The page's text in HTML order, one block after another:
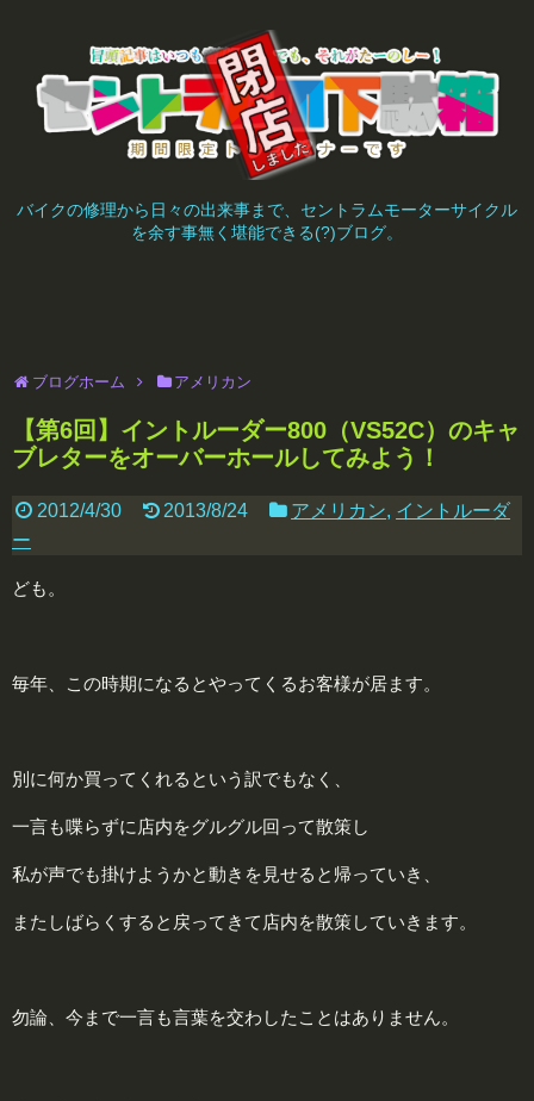
バイクの修理から日々の出来事まで、セントラムモーターサイクル
を余す事無く堪能できる(?)ブログ。
ブログホーム アメリカン
【第6回】イントルーダー800（VS52C）のキャ
ブレターをオーバーホールしてみよう！
2012/4/30 2013/8/24 アメリカン, イントルーダ
ー
ども。
毎年、この時期になるとやってくるお客様が居ます。
別に何か買ってくれるという訳でもなく、
一言も喋らずに店内をグルグル回って散策し
私が声でも掛けようかと動きを見せると帰っていき、
またしばらくすると戻ってきて店内を散策していきます。
勿論、今まで一言も言葉を交わしたことはありません。